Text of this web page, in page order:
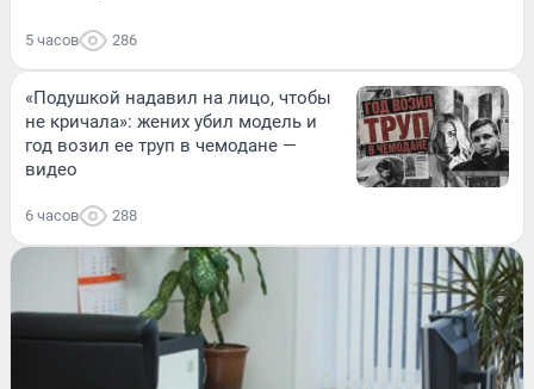
5 часов 286
«Подушкой надавил на лицо, чтобы
не кричала»: жених убил модель и
год возил ее труп в чемодане —
видео
6 часов 288